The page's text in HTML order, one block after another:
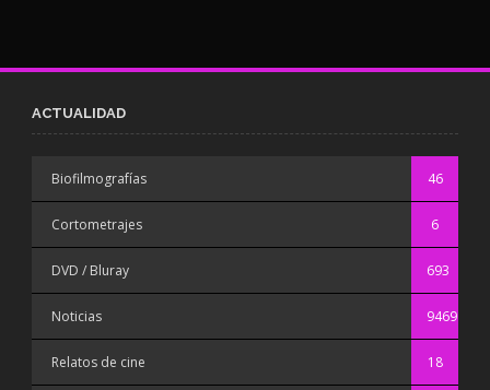
ACTUALIDAD
Biofilmografías 46
Cortometrajes 6
DVD / Bluray 693
Noticias 9469
Relatos de cine 18